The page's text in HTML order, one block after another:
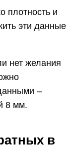
плотность и
эти данные
нет желания
–
8 мм.
в